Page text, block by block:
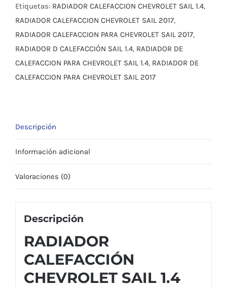
cantidad
Etiquetas: RADIADOR CALEFACCION CHEVROLET SAIL 1.4,
RADIADOR CALEFACCION CHEVROLET SAIL 2017,
RADIADOR CALEFACCION PARA CHEVROLET SAIL 2017,
RADIADOR D CALEFACCIÓN SAIL 1.4, RADIADOR DE
CALEFACCION PARA CHEVROLET SAIL 1.4, RADIADOR DE
CALEFACCION PARA CHEVROLET SAIL 2017
Descripción
Información adicional
Valoraciones (0)
Descripción
RADIADOR
CALEFACCIÓN
CHEVROLET SAIL 1.4